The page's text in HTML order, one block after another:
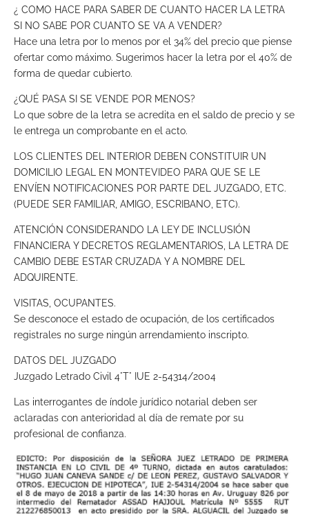
¿ COMO HACE PARA SABER DE CUANTO HACER LA LETRA
SI NO SABE POR CUANTO SE VA A VENDER?
Hace una letra por lo menos por el 34% del precio que piense
ofertar como máximo. Sugerimos hacer la letra por el 40% de
forma de quedar cubierto.
¿QUÉ PASA SI SE VENDE POR MENOS?
Lo que sobre de la letra se acredita en el saldo de precio y se
le entrega un comprobante en el acto.
LOS CLIENTES DEL INTERIOR DEBEN CONSTITUIR UN
DOMICILIO LEGAL EN MONTEVIDEO PARA QUE SE LE
ENVÍEN NOTIFICACIONES POR PARTE DEL JUZGADO, ETC.
(PUEDE SER FAMILIAR, AMIGO, ESCRIBANO, ETC).
ATENCIÓN CONSIDERANDO LA LEY DE INCLUSIÓN
FINANCIERA Y DECRETOS REGLAMENTARIOS, LA LETRA DE
CAMBIO DEBE ESTAR CRUZADA Y A NOMBRE DEL
ADQUIRENTE.
VISITAS, OCUPANTES.
Se desconoce el estado de ocupación, de los certificados
registrales no surge ningún arrendamiento inscripto.
DATOS DEL JUZGADO
Juzgado Letrado Civil 4°T° IUE 2-54314/2004
Las interrogantes de índole jurídico notarial deben ser
aclaradas con anterioridad al día de remate por su
profesional de confianza.